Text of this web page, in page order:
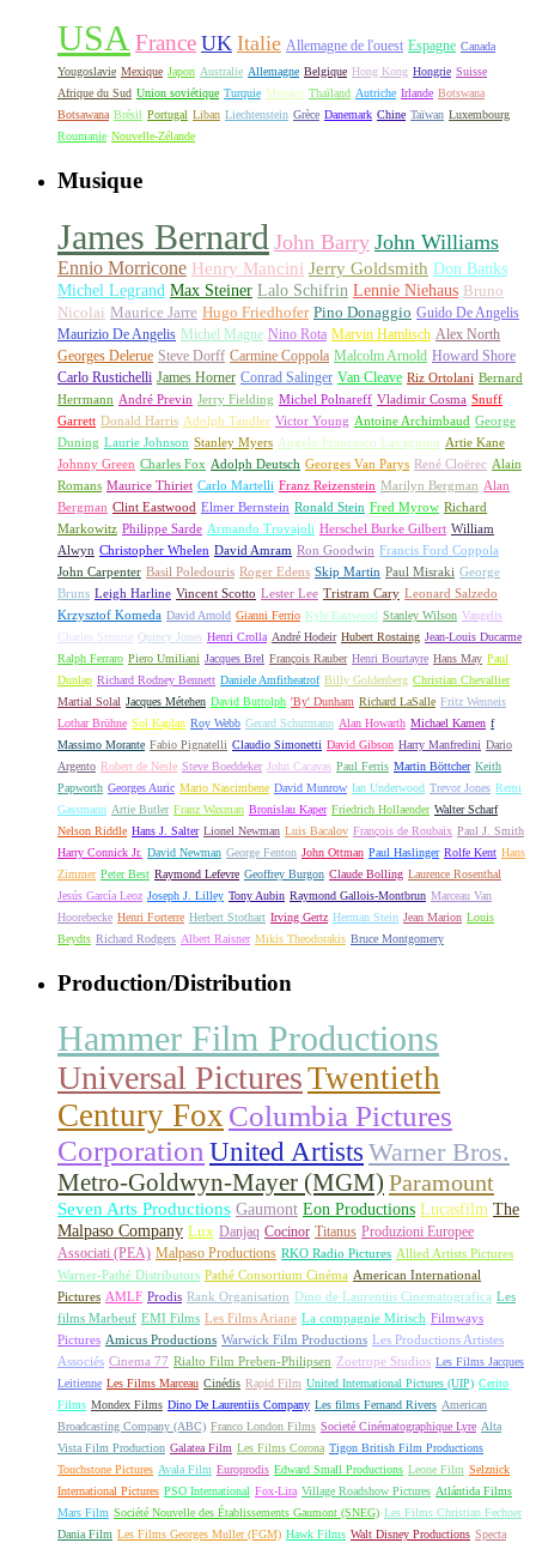
USA France UK Italie Allemagne de l'ouest Espagne Canada
Yougoslavie Mexique Japon Australie Allemagne Belgique Hong Kong Hongrie Suisse
Afrique du Sud Union soviétique Turquie Monaco Thaïland Autriche Irlande Botswana
Botsawana Brésil Portugal Liban Liechtenstein Grèce Danemark Chine Taïwan Luxembourg
Roumanie Nouvelle-Zélande
Musique
James Bernard John Barry John Williams
Ennio Morricone Henry Mancini Jerry Goldsmith Don Banks
Michel Legrand Max Steiner Lalo Schifrin Lennie Niehaus Bruno
Nicolai Maurice Jarre Hugo Friedhofer Pino Donaggio Guido De Angelis
Maurizio De Angelis Michel Magne Nino Rota Marvin Hamlisch Alex North
Georges Delerue Steve Dorff Carmine Coppola Malcolm Arnold Howard Shore
Carlo Rustichelli James Horner Conrad Salinger Van Cleave Riz Ortolani Bernard
Herrmann André Previn Jerry Fielding Michel Polnareff Vladimir Cosma Snuff
Garrett Donald Harris Adolph Tandler Victor Young Antoine Archimbaud George
Duning Laurie Johnson Stanley Myers Angelo Francesco Lavagnino Artie Kane
Johnny Green Charles Fox Adolph Deutsch Georges Van Parys René Cloërec Alain
Romans Maurice Thiriet Carlo Martelli Franz Reizenstein Marilyn Bergman Alan
Bergman Clint Eastwood Elmer Bernstein Ronald Stein Fred Myrow Richard
Markowitz Philippe Sarde Armando Trovajoli Herschel Burke Gilbert William
Alwyn Christopher Whelen David Amram Ron Goodwin Francis Ford Coppola
John Carpenter Basil Poledouris Roger Edens Skip Martin Paul Misraki George
Bruns Leigh Harline Vincent Scotto Lester Lee Tristram Cary Leonard Salzedo
Krzysztof Komeda David Arnold Gianni Ferrio Kyle Eastwood Stanley Wilson Vangelis
Charles Strouse Quincy Jones Henri Crolla André Hodeir Hubert Rostaing Jean-Louis Ducarme
Ralph Ferraro Piero Umiliani Jacques Brel François Rauber Henri Bourtayre Hans May Paul
Dunlap Richard Rodney Bennett Daniele Amfitheatrof Billy Goldenberg Christian Chevallier
Martial Solal Jacques Métehen David Buttolph 'By' Dunham Richard LaSalle Fritz Wenneis
Lothar Brühne Sol Kaplan Roy Webb Gerard Schurmann Alan Howarth Michael Kamen f
Massimo Morante Fabio Pignatelli Claudio Simonetti David Gibson Harry Manfredini Dario
Argento Robert de Nesle Steve Boeddeker John Cacavas Paul Ferris Martin Böttcher Keith
Papworth Georges Auric Mario Nascimbene David Munrow Ian Underwood Trevor Jones Remi
Gassmann Artie Butler Franz Waxman Bronislau Kaper Friedrich Hollaender Walter Scharf
Nelson Riddle Hans J. Salter Lionel Newman Luis Bacalov François de Roubaix Paul J. Smith
Harry Connick Jr. David Newman George Fenton John Ottman Paul Haslinger Rolfe Kent Hans
Zimmer Peter Best Raymond Lefevre Geoffrey Burgon Claude Bolling Laurence Rosenthal
Jesús García Leoz Joseph J. Lilley Tony Aubin Raymond Gallois-Montbrun Marceau Van
Hoorebecke Henri Forterre Herbert Stothart Irving Gertz Herman Stein Jean Marion Louis
Beydts Richard Rodgers Albert Raisner Mikis Theodorakis Bruce Montgomery
Production/Distribution
Hammer Film Productions
Universal PicturesTwentieth
Century FoxColumbia Pictures
Corporation United Artists Warner Bros.
Metro-Goldwyn-Mayer (MGM) Paramount
Seven Arts Productions Gaumont Eon Productions Lucasfilm The
Malpaso Company Lux Danjaq Cocinor Titanus Produzioni Europee
Associati (PEA) Malpaso Productions RKO Radio Pictures Allied Artists Pictures
Warner-Pathé Distributors Pathé Consortium Cinéma American International
Pictures AMLF Prodis Rank Organisation Dino de Laurentiis Cinematografica Les
films Marbeuf EMI Films Les Films Ariane La compagnie Mirisch Filmways
Pictures Amicus Productions Warwick Film Productions Les Productions Artistes
Associés Cinema 77 Rialto Film Preben-Philipsen Zoetrope Studios Les Films Jacques
Leitienne Les Films Marceau Cinédis Rapid Film United International Pictures (UIP) Cerito
Films Mondex Films Dino De Laurentiis Company Les films Fernand Rivers American
Broadcasting Company (ABC) Franco London Films Societé Cinématographique Lyre Alta
Vista Film Production Galatea Film Les Films Corona Tigon British Film Productions
Touchstone Pictures Avala Film Europrodis Edward Small Productions Leone Film Selznick
International Pictures PSO International Fox-Lira Village Roadshow Pictures Atlántida Films
Mars Film Société Nouvelle des Établissements Gaumont (SNEG) Les Films Christian Fechner
Dania Film Les Films Georges Muller (FGM) Hawk Films Walt Disney Productions Specta